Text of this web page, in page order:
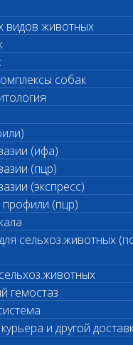
видов животных
собак
(ифа)
(пцр)
(экспресс)
(пцр)
сельхоз.животных
гемостаз
и другой
срочных
биохимических